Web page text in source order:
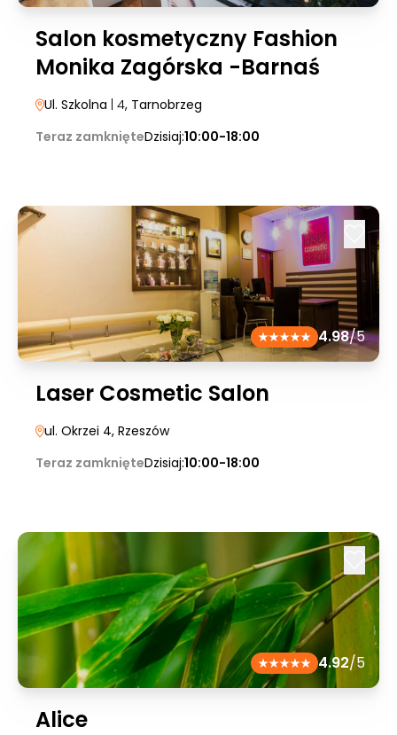
Salon kosmetyczny Fashion
Monika Zagórska -Barnaś
Ul. Szkolna | 4, Tarnobrzeg
Teraz zamknięteDzisiaj:10:00-18:00
4.98/5
Laser Cosmetic Salon
ul. Okrzei 4, Rzeszów
Teraz zamknięteDzisiaj:10:00-18:00
4.92/5
Alice